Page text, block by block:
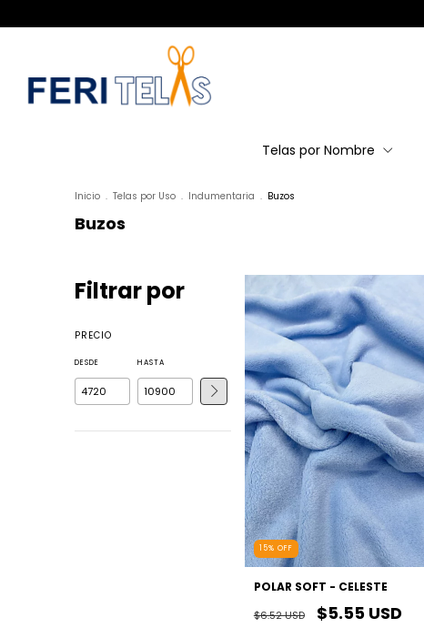
Telas por Nombre
Inicio . Telas por Uso . Indumentaria . Buzos
Buzos
Filtrar por
PRECIO
DESDE HASTA
15% OFF
POLAR SOFT - CELESTE
$6.52 USD $5.55 USD